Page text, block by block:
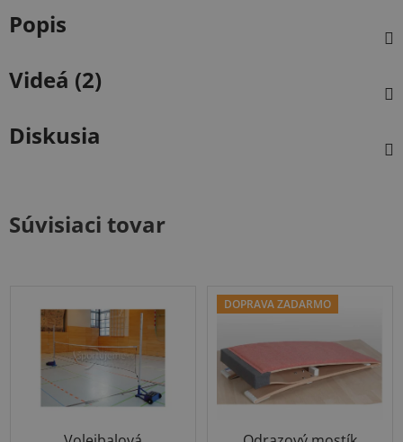
Popis
Videá (2)
Diskusia
Súvisiaci tovar
DOPRAVA ZADARMO